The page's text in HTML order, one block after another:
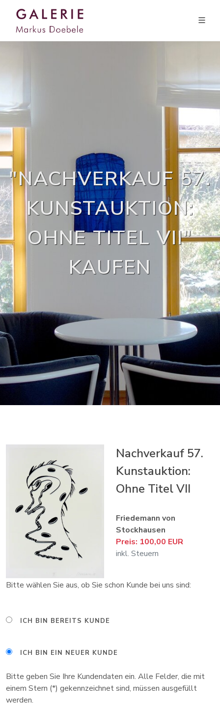
"NACHVERKAUF 57.
KUNSTAUKTION:
OHNE TITEL VII"
KAUFEN
Nachverkauf 57.
Kunstauktion:
Ohne Titel VII
Friedemann von
Stockhausen
Preis: 100,00 EUR
inkl. Steuern
Bitte wählen Sie aus, ob Sie schon Kunde bei uns sind:
ICH BIN BEREITS KUNDE
ICH BIN EIN NEUER KUNDE
Bitte geben Sie Ihre Kundendaten ein. Alle Felder, die mit
einem Stern (*) gekennzeichnet sind, müssen ausgefüllt
werden.